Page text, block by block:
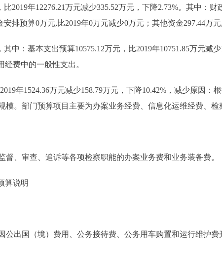
年12276.21万元减少335.52万元，下降2.73%。其中：财
排预算0万元,比2019年0万元减少0万元；其他资金297.44万元
：基本支出预算10575.12万元，比2019年10751.85万元减
费中的一般性支出。
年1524.36万元减少158.79万元，下降10.42%，减少原因：
模。部门预算项目主要为办案业务经费、信息化运维经费、检
、审查、追诉等各项检察职能的办案业务费和业务装备费。
算说明
出国（境）费用、公务接待费、公务用车购置和运行维护费